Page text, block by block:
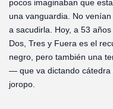
pocos imaginaban que
una vanguardia. No
a sacudirla. Hoy, a 53
Dos, Tres y Fuera es el
negro, pero también una
— que va dictando cátedra
joropo.